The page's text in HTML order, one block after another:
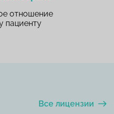
отношение
пациенту
Все лицензии